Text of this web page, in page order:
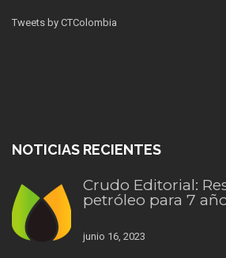
Tweets by CTColombia
NOTICIAS RECIENTES
Crudo Editorial:
petróleo para 7
junio 16, 2023